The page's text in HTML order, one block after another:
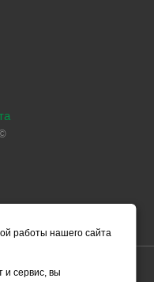
характер и не
работы нашего сайта
и сервис, вы